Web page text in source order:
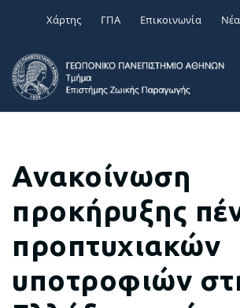
Χάρτης ΓΠΑ Επικοινωνία Νέα
Ανακοίνωση
προκήρυξης
προπτυχιακών
υποτροφιών